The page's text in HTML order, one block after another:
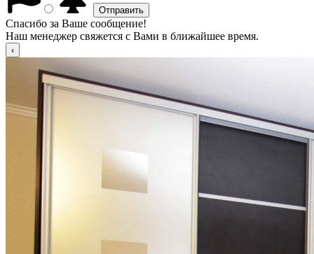
Спасибо за Ваше сообщение!
Наш менеджер свяжется с Вами в ближайшее время.